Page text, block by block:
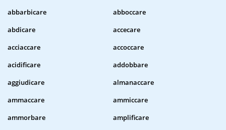
abbarbicare
abboccare
abdicare
accecare
acciaccare
accoccare
acidificare
addobbare
aggiudicare
almanaccare
ammaccare
ammiccare
ammorbare
amplificare